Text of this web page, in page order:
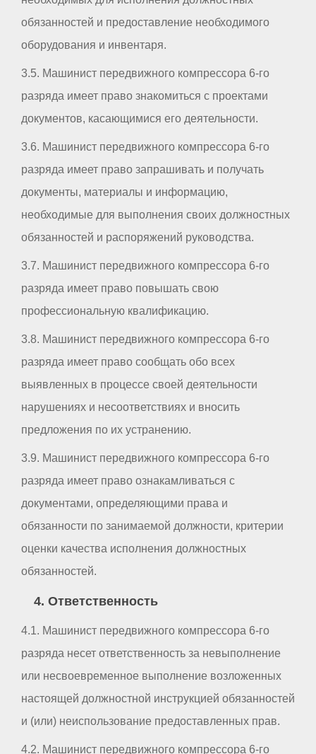
обязанностей и предоставление необходимого
оборудования и инвентаря.
3.5. Машинист передвижного компрессора 6-го
разряда имеет право знакомиться с проектами
документов, касающимися его деятельности.
3.6. Машинист передвижного компрессора 6-го
разряда имеет право запрашивать и получать
документы, материалы и информацию,
необходимые для выполнения своих должностных
обязанностей и распоряжений руководства.
3.7. Машинист передвижного компрессора 6-го
разряда имеет право повышать свою
профессиональную квалификацию.
3.8. Машинист передвижного компрессора 6-го
разряда имеет право сообщать обо всех
выявленных в процессе своей деятельности
нарушениях и несоответствиях и вносить
предложения по их устранению.
3.9. Машинист передвижного компрессора 6-го
разряда имеет право ознакамливаться с
документами, определяющими права и
обязанности по занимаемой должности, критерии
оценки качества исполнения должностных
обязанностей.
4. Ответственность
4.1. Машинист передвижного компрессора 6-го
разряда несет ответственность за невыполнение
или несвоевременное выполнение возложенных
настоящей должностной инструкцией обязанностей
и (или) неиспользование предоставленных прав.
4.2. Машинист передвижного компрессора 6-го